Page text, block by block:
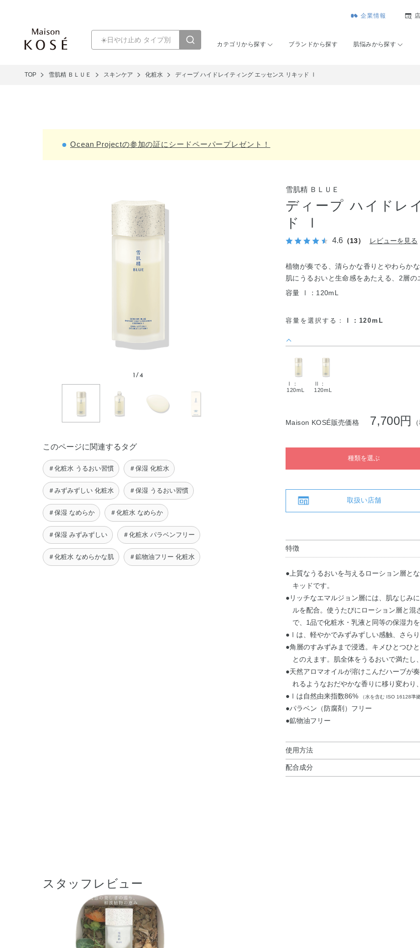
企業情報
カテゴリから探す ブランドから探す 肌悩みから探す
TOP 雪肌精 ＢＬＵＥ スキンケア 化粧水 ディープ ハイドレイティング エッセンス リキッド Ⅰ
Ocean Projectの参加の証にシードペーパープレゼント！
1/ 4
このページに関連するタグ
＃化粧水 うるおい習慣 ＃保湿 化粧水
＃みずみずしい 化粧水 ＃保湿 うるおい習慣
＃保湿 なめらか ＃化粧水 なめらか
＃保湿 みずみずしい ＃化粧水 パラベンフリー
＃化粧水 なめらかな肌 ＃鉱物油フリー 化粧水
雪肌精 ＢＬＵＥ
ディープ ハイドレ
ド Ⅰ
4.6 （13） レビューを見る
植物が奏でる、清らかな香りとやわらかな
肌にうるおいと生命感をあたえる、2層の
容量 Ⅰ：120mL
容量を選択する： Ⅰ：120mL
Ⅰ：
120mL
Ⅱ：
120mL
Maison KOSÉ販売価格 7,700円
種類を選ぶ
取扱い店舗
特徴
●上質なうるおいを与えるローション層と
キッドです。
●リッチなエマルジョン層には、肌なじみ
ルを配合。使うたびにローション層と
で、1品で化粧水・乳液と同等の保湿力
●Ⅰは、軽やかでみずみずしい感触、さら
●角層のすみずみまで浸透。キメひとつひ
とのえます。肌全体をうるおいで満たし
●天然アロマオイルが溶けこんだハーブが
れるようなおだやかな香りに移り変わり
●Ⅰは自然由来指数86%
（水を含む ISO 16128準拠
●パラベン（防腐剤）フリー
●鉱物油フリー
使用方法
使用方法
配合成分
スタッフレビュー